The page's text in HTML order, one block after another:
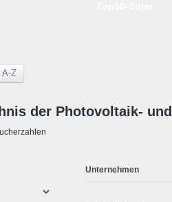
A-Z
der Photovoltaik-
Unternehmen